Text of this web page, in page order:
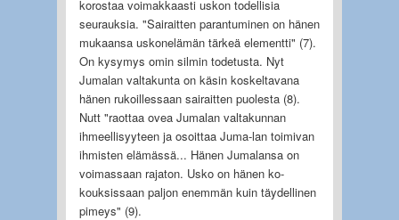
korostaa voimakkaasti uskon todellisia
seurauksia. "Sairaitten parantuminen on hänen
mukaansa uskonelämän tärkeä elementti" (7).
On kysymys omin silmin todetusta. Nyt
Jumalan valtakunta on käsin koskeltavana
hänen rukoillessaan sairaitten puolesta (8).
Nutt "raottaa ovea Jumalan valtakunnan
ihmeellisyyteen ja osoittaa Juma-lan toimivan
ihmisten elämässä... Hänen Jumalansa on
voimassaan rajaton. Usko on hänen ko-
kouksissaan paljon enemmän kuin täydellinen
pimeys" (9).